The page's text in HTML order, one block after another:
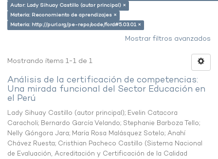
Autor: Lady Sihuay Castillo (autor principal) ×
Materia: Reconomiento de aprendizajes ×
Materia: http://purl.org/pe-repo/ocde/ford#5.03.01 ×
Mostrar filtros avanzados
Mostrando ítems 1-1 de 1
Análisis de la certificación de competencias:
Una mirada funcional del Sector Educación en
el Perú
Lady Sihuay Castillo (autor principal); Evelin Catacora
Caracholi; Bernardo García Velando; Stephanie Barboza Tello;
Nelly Góngora Jara; María Rosa Malásquez Sotelo; Anahí
Chávez Ruesta; Cristhian Pacheco Castillo (Sistema Nacional
de Evaluación, Acreditación y Certificación de la Calidad